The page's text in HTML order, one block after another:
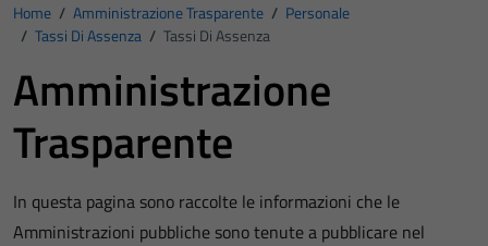
Home / Amministrazione Trasparente / Personale
/ Tassi Di Assenza / Tassi Di Assenza
Amministrazione
Trasparente
In questa pagina sono raccolte le informazioni che le
Amministrazioni pubbliche sono tenute a pubblicare nel